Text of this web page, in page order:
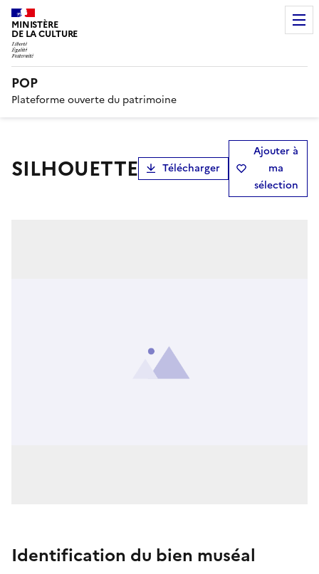
MINISTÈRE
DE LA CULTURE
POP
Plateforme ouverte du patrimoine
SILHOUETTE Télécharger
Ajouter à
ma
sélection
Identification du bien muséal